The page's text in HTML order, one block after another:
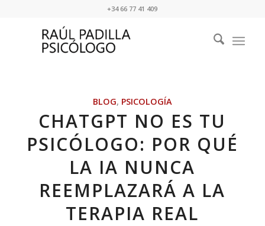
+34 66 77 41 409
BLOG, PSICOLOGÍA
CHATGPT NO ES TU
PSICÓLOGO: POR QUÉ
LA IA NUNCA
REEMPLAZARÁ A LA
TERAPIA REAL